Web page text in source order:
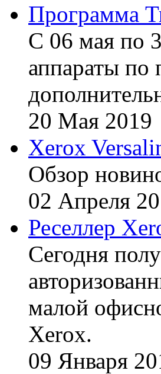
Программа
С 06 мая по
аппараты по
20 Мая 2019
Xerox
Обзор
02 Апреля
Реселлер
Сегодня
малой
Xerox.
09 Января